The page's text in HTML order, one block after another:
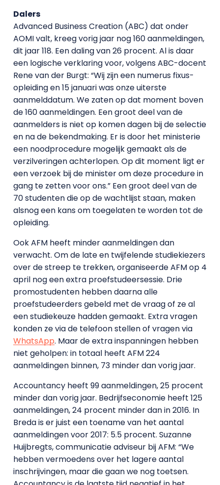
Dalers
Advanced Business Creation (ABC) dat onder
AOMI valt, kreeg vorig jaar nog 160 aanmeldingen,
dit jaar 118. Een daling van 26 procent. Al is daar
een logische verklaring voor, volgens ABC-docent
Rene van der Burgt: “Wij zijn een numerus fixus-
opleiding en 15 januari was onze uiterste
aanmelddatum. We zaten op dat moment boven
de 160 aanmeldingen. Een groot deel van de
aanmelders is niet op komen dagen bij de selectie
en na de bekendmaking. Er is door het ministerie
een noodprocedure mogelijk gemaakt als de
verzilveringen achterlopen. Op dit moment ligt er
een verzoek bij de minister om deze procedure in
gang te zetten voor ons.” Een groot deel van de
70 studenten die op de wachtlijst staan, maken
alsnog een kans om toegelaten te worden tot de
opleiding.
Ook AFM heeft minder aanmeldingen dan
verwacht. Om de late en twijfelende studiekiezers
over de streep te trekken, organiseerde AFM op 4
april nog een extra proefstudeersessie. Drie
promostudenten hebben daarna alle
proefstudeerders gebeld met de vraag of ze al
een studiekeuze hadden gemaakt. Extra vragen
konden ze via de telefoon stellen of vragen via
WhatsApp. Maar de extra inspanningen hebben
niet geholpen: in totaal heeft AFM 224
aanmeldingen binnen, 73 minder dan vorig jaar.
Accountancy heeft 99 aanmeldingen, 25 procent
minder dan vorig jaar. Bedrijfseconomie heeft 125
aanmeldingen, 24 procent minder dan in 2016. In
Breda is er juist een toename van het aantal
aanmeldingen voor 2017: 5.5 procent. Suzanne
Huijbregts, communicatie adviseur bij AFM: “We
hebben vermoedens over het lagere aantal
inschrijvingen, maar die gaan we nog toetsen.